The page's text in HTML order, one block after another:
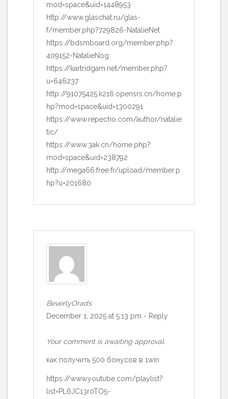
mod=space&uid=1448953
http://www.glaschat.ru/glas-
f/member.php?729826-NatalieNet
https://bdsmboard.org/member.php?
409152-NatalieNog
https://kartridgam.net/member.php?
u=646237
http://91075425.k216.opensrs.cn/home.p
hp?mod=space&uid=1300291
https://www.repecho.com/author/natalie
tic/
https://www.3ak.cn/home.php?
mod=space&uid=238792
http://mega66.free.fr/upload/member.p
hp?u=201680
BeverlyOrads
December 1, 2025 at 5:13 pm - Reply
Your comment is awaiting approval.
как получить 500 бонусов в 1win
https://www.youtube.com/playlist?
list=PL6JC13r0TO5-